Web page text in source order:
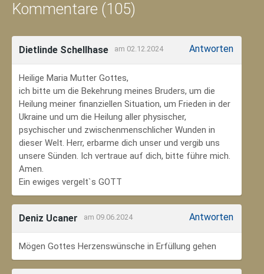
Kommentare (105)
Dietlinde Schellhase am 02.12.2024 Antworten
Heilige Maria Mutter Gottes,
ich bitte um die Bekehrung meines Bruders, um die
Heilung meiner finanziellen Situation, um Frieden in der
Ukraine und um die Heilung aller physischer,
psychischer und zwischenmenschlicher Wunden in
dieser Welt. Herr, erbarme dich unser und vergib uns
unsere Sünden. Ich vertraue auf dich, bitte führe mich.
Amen.
Ein ewiges vergelt`s GOTT
Deniz Ucaner am 09.06.2024 Antworten
Mögen Gottes Herzenswünsche in Erfüllung gehen